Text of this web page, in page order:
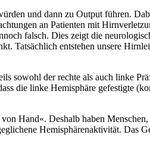
und dann zu Output führen.
an Patienten mit
falsch. Dies zeigt die
Tatsächlich entstehen unsere
sowohl der rechte als auch linke
die linke Hemisphäre gefestigte
Hand«. Deshalb haben
Hemisphärenaktivität. Das